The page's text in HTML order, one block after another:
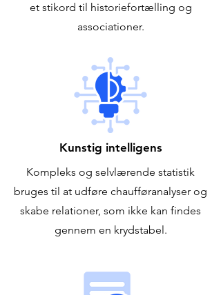
et stikord til historiefortælling og
associationer.
Kunstig intelligens
Kompleks og selvlærende statistik
bruges til at udføre chaufføranalyser og
skabe relationer, som ikke kan findes
gennem en krydstabel.